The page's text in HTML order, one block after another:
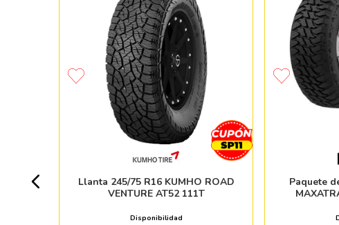
Llanta 245/75 R16 KUMHO ROAD
VENTURE AT52 111T
Disponibilidad
Paquete